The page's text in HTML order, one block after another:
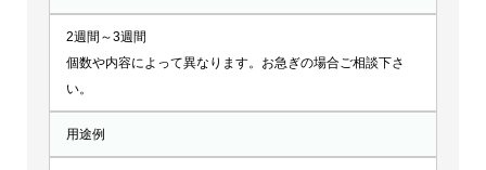
2週間～3週間
個数や内容によって異なります。お急ぎの場合ご相談下さ
い。
用途例